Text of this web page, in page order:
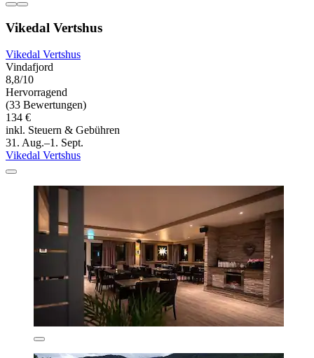
Vikedal Vertshus
Vikedal Vertshus
Vindafjord
8,8/10
Hervorragend
(33 Bewertungen)
134 €
inkl. Steuern & Gebühren
31. Aug.–1. Sept.
Vikedal Vertshus